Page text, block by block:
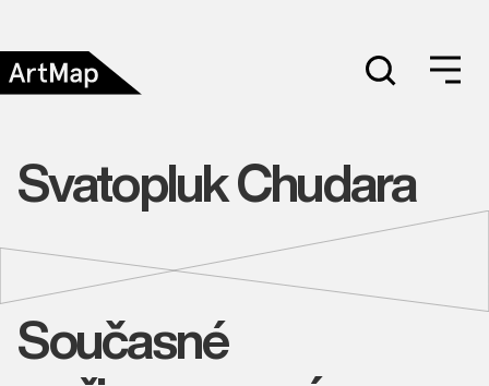
Svatopluk Chudara
Současné